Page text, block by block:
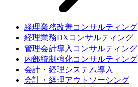
経理業務改善コンサルティング
経理業務DXコンサルティング
管理会計導入コンサルティング
内部統制強化コンサルティング
会計・経理システム導入
会計・経理アウトソーシング